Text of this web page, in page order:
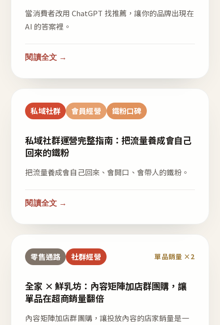
當消費者改用 ChatGPT 找推薦，讓你的品牌出現在
AI 的答案裡。
閱讀全文 →
私域社群 會員經營 鐵粉口碑
私域社群運營完整指南：把流量養成會自己
回來的鐵粉
把流量養成會自己回來、會開口、會帶人的鐵粉。
閱讀全文 →
零售通路 社群經營 單品銷量 ×2
全家 × 鮮乳坊：內容矩陣加店群團購，讓
單品在超商銷量翻倍
內容矩陣加店群團購，讓投放內容的店家銷量是一